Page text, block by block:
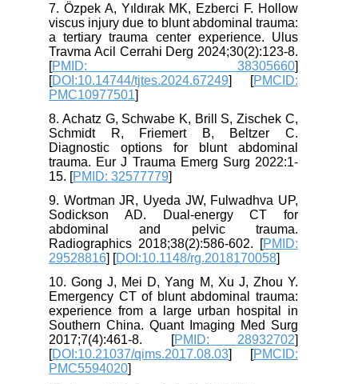
7. Özpek A, Yıldırak MK, Ezberci F. Hollow
viscus injury due to blunt abdominal trauma:
a tertiary trauma center experience. Ulus
Travma Acil Cerrahi Derg 2024;30(2):123-8.
[PMID: 38305660
[DOI:10.14744/tjtes.2024.67249 ] [PMCID:
PMC10977501
8. Achatz G, Schwabe K, Brill S, Zischek C,
Schmidt R, Friemert B, Beltzer C.
Diagnostic options for blunt abdominal
trauma. Eur J Trauma Emerg Surg 2022:1-
15. [PMID: 32577779
9. Wortman JR, Uyeda JW, Fulwadhva UP,
Sodickson AD. Dual-energy CT for
abdominal and pelvic trauma.
Radiographics 2018;38(2):586-602. [PMID:
29528816] [DOI:10.1148/rg.2018170058
10. Gong J, Mei D, Yang M, Xu J, Zhou Y.
Emergency CT of blunt abdominal trauma:
experience from a large urban hospital in
Southern China. Quant Imaging Med Surg
2017;7(4):461-8. [PMID: 28932702
[DOI:10.21037/qims.2017.08.03 ] [PMCID:
PMC5594020